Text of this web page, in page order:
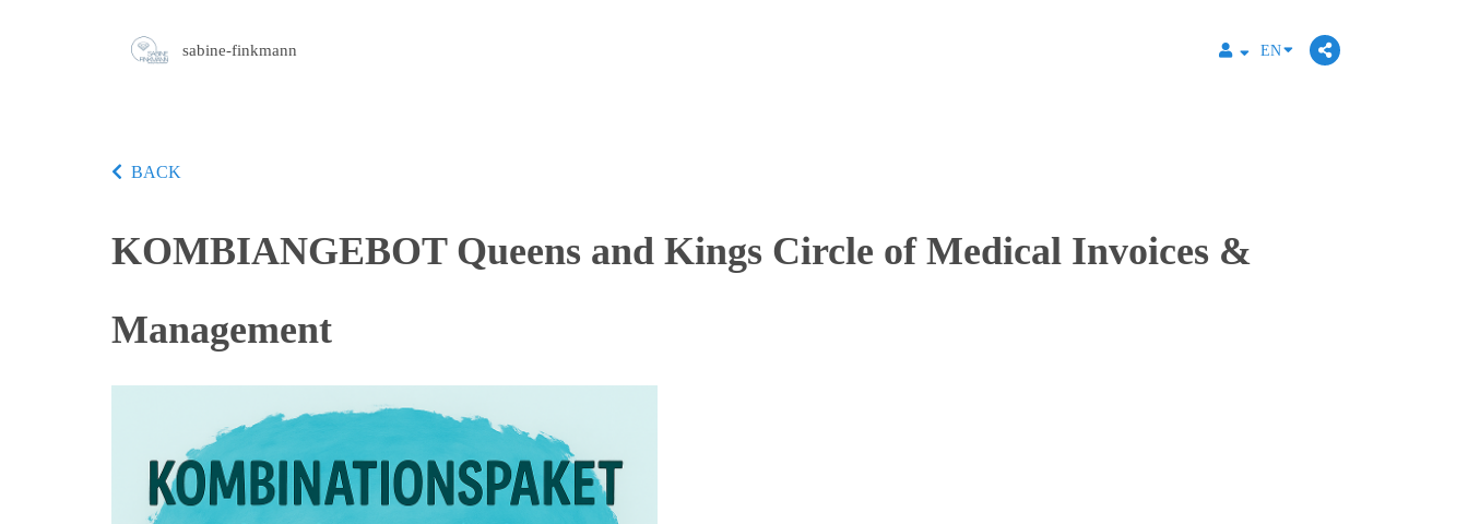
sabine-finkmann EN
BACK
KOMBIANGEBOT Queens and Kings Circle of Medical Invoices &
Management